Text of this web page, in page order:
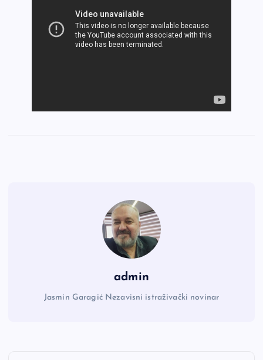
admin
Jasmin Garagić Nezavisni istraživački novinar